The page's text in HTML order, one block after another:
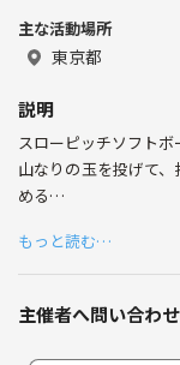
主な活動場所
東京都
説明
スローピッチソフトボ
山なりの玉を投げて
める
一般ピープルは、この
日本ではあまりポピ
か？
野球経験なくても、女
もっと読む…
主催者へ問い合わせ